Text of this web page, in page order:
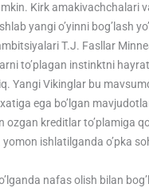
Kirk amakivachchalari
yangi o’yinni bog’lash
T.J. Fasllar
to’plagan instinktni
Yangi Vikinglar bu
ega bo’lgan
ozgan kreditlar to’plamiga
yomon ishlatilganda o’pka
nafas olish bilan